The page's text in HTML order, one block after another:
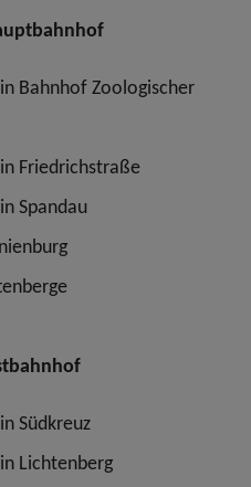
Bahnhof Zoologischer
Friedrichstraße
Spandau
Südkreuz
Lichtenberg